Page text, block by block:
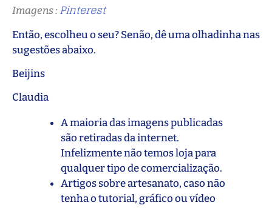
Imagens :Pinterest
Então, escolheu o seu? Senão, dê uma olhadinha nas
sugestões abaixo.
Beijins
Claudia
A maioria das imagens publicadas
são retiradas da internet.
Infelizmente não temos loja para
qualquer tipo de comercialização.
Artigos sobre artesanato, caso não
tenha o tutorial, gráfico ou vídeo